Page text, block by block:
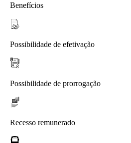
Benefícios
Possibilidade de efetivação
Possibilidade de prorrogação
Recesso remunerado